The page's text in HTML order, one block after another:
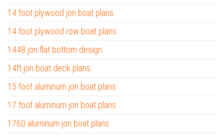
14 foot plywood jon boat plans
14 foot plywood row boat plans
1448 jon flat bottom design
14ft jon boat deck plans
15 foot aluminum jon boat plans
17 foot aluminum jon boat plans
1760 aluminum jon boat plans